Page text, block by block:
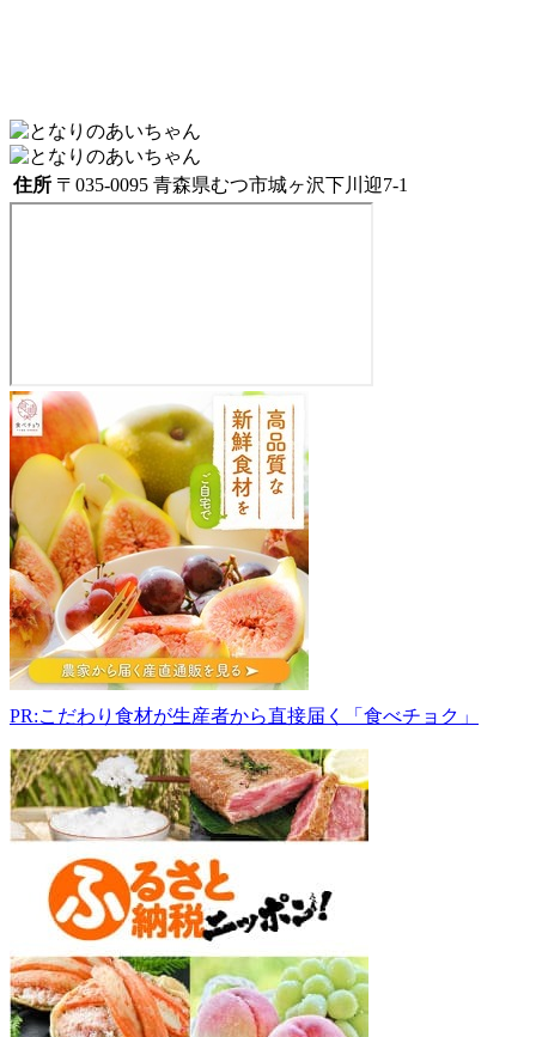
住所 〒035-0095 青森県むつ市城ヶ沢下川迎7-1
と
な
り
の
あ
い
ち
ゃ
ん
035-
0095
青
森
県
む
つ
市
城
ヶ
7-
1
PR:こだわり食材が生産者から直接届く「食べチョク」